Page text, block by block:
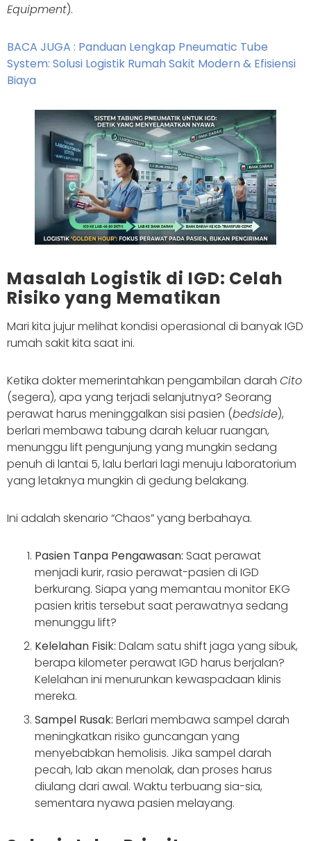
Equipment).
BACA JUGA : Panduan Lengkap Pneumatic Tube
System: Solusi Logistik Rumah Sakit Modern & Efisiensi
Biaya
Masalah Logistik di IGD: Celah
Risiko yang Mematikan
Mari kita jujur melihat kondisi operasional di banyak IGD
rumah sakit kita saat ini.
Ketika dokter memerintahkan pengambilan darah Cito
(segera), apa yang terjadi selanjutnya? Seorang
perawat harus meninggalkan sisi pasien (bedside),
berlari membawa tabung darah keluar ruangan,
menunggu lift pengunjung yang mungkin sedang
penuh di lantai 5, lalu berlari lagi menuju laboratorium
yang letaknya mungkin di gedung belakang.
Ini adalah skenario “Chaos” yang berbahaya.
Pasien Tanpa Pengawasan: Saat perawat
menjadi kurir, rasio perawat-pasien di IGD
berkurang. Siapa yang memantau monitor EKG
pasien kritis tersebut saat perawatnya sedang
menunggu lift?
Kelelahan Fisik: Dalam satu shift jaga yang sibuk,
berapa kilometer perawat IGD harus berjalan?
Kelelahan ini menurunkan kewaspadaan klinis
mereka.
Sampel Rusak: Berlari membawa sampel darah
meningkatkan risiko guncangan yang
menyebabkan hemolisis. Jika sampel darah
pecah, lab akan menolak, dan proses harus
diulang dari awal. Waktu terbuang sia-sia,
sementara nyawa pasien melayang.